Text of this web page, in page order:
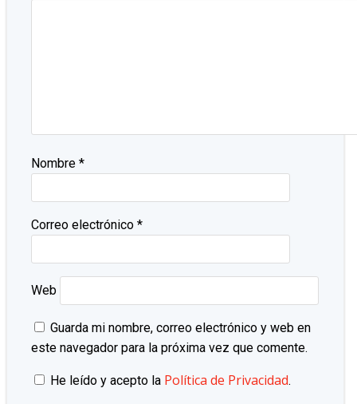
Nombre *
Correo electrónico *
Web
Guarda mi nombre, correo electrónico y web en
este navegador para la próxima vez que comente.
He leído y acepto la Política de Privacidad.